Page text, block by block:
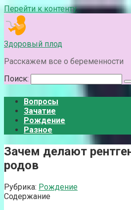
Перейти к контенту
Здоровый плод
Расскажем все о беременности
Поиск:
Вопросы
Зачатие
Рождение
Разное
Зачем делают
родов
Рубрика: Рождение
Содержание